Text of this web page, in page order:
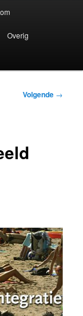
Overig
Volgende →